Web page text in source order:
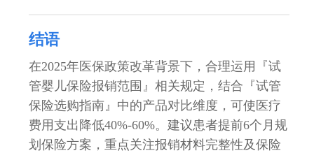
结语
在2025年医保政策改革背景下，合理运用『试
管婴儿保险报销范围』相关规定，结合『试管
保险选购指南』中的产品对比维度，可使医疗
费用支出降低40%-60%。建议患者提前6个月规
划保险方案，重点关注报销材料完整性及保险